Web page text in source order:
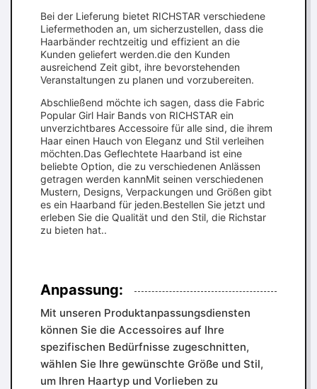
Bei der Lieferung bietet RICHSTAR verschiedene
Liefermethoden an, um sicherzustellen, dass die
Haarbänder rechtzeitig und effizient an die
Kunden geliefert werden.die den Kunden
ausreichend Zeit gibt, ihre bevorstehenden
Veranstaltungen zu planen und vorzubereiten.
Abschließend möchte ich sagen, dass die Fabric
Popular Girl Hair Bands von RICHSTAR ein
unverzichtbares Accessoire für alle sind, die ihrem
Haar einen Hauch von Eleganz und Stil verleihen
möchten.Das Geflechtete Haarband ist eine
beliebte Option, die zu verschiedenen Anlässen
getragen werden kannMit seinen verschiedenen
Mustern, Designs, Verpackungen und Größen gibt
es ein Haarband für jeden.Bestellen Sie jetzt und
erleben Sie die Qualität und den Stil, die Richstar
zu bieten hat..
Anpassung:
Mit unseren Produktanpassungsdiensten
können Sie die Accessoires auf Ihre
spezifischen Bedürfnisse zugeschnitten,
wählen Sie Ihre gewünschte Größe und Stil,
um Ihren Haartyp und Vorlieben zu